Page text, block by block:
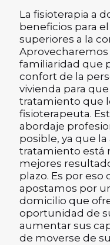
La fisioterapia a
beneficios para
superiores a la
familiaridad que
confort de la
vivienda para
tratamiento que
fisioterapeuta.
abordaje
posible, ya que la
tratamiento está
mejores
plazo. Es por
apostamos por
domicilio que
oportunidad de
aumentar sus
de moverse de